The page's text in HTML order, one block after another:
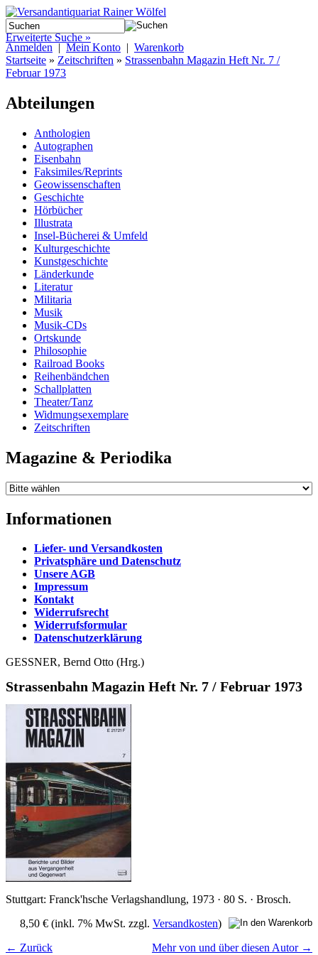
Erweiterte Suche »
Anmelden | Mein Konto | Warenkorb
Startseite » Zeitschriften » Strassenbahn Magazin Heft Nr. 7 /
Februar 1973
Abteilungen
Anthologien
Autographen
Eisenbahn
Faksimiles/Reprints
Geowissenschaften
Geschichte
Hörbücher
Illustrata
Insel-Bücherei & Umfeld
Kulturgeschichte
Kunstgeschichte
Länderkunde
Literatur
Militaria
Musik
Musik-CDs
Ortskunde
Philosophie
Railroad Books
Reihenbändchen
Schallplatten
Theater/Tanz
Widmungsexemplare
Zeitschriften
Magazine & Periodika
Informationen
Liefer- und Versandkosten
Privatsphäre und Datenschutz
Unsere AGB
Impressum
Kontakt
Widerrufsrecht
Widerrufsformular
Datenschutzerklärung
GESSNER, Bernd Otto (Hrg.)
Strassenbahn Magazin Heft Nr. 7 / Februar 1973
Stuttgart: Franck'hsche Verlagshandlung, 1973 · 80 S. · Brosch.
8,50 € (inkl. 7% MwSt. zzgl. Versandkosten)
Mehr von und über diesen Autor →
← Zurück